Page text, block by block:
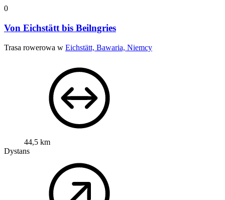
0
Von Eichstätt bis Beilngries
Trasa rowerowa w Eichstätt, Bawaria, Niemcy
44,5 km
Dystans